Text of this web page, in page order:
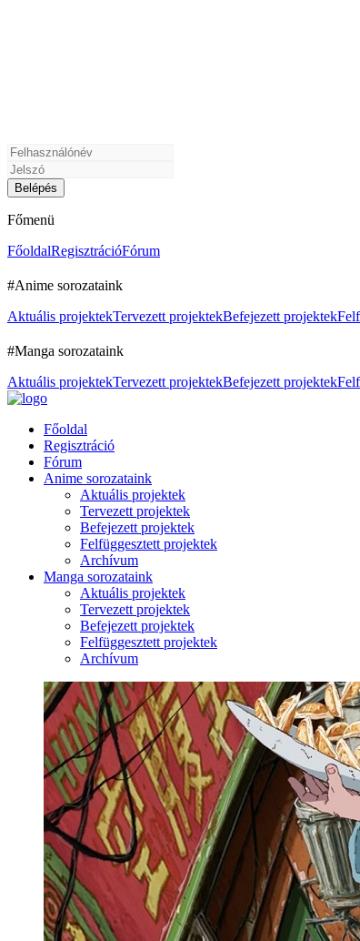
Főmenü
FőoldalRegisztrációFórum
#Anime sorozataink
Aktuális projektekTervezett projektekBefejezett projektek
#Manga sorozataink
Aktuális projektekTervezett projektekBefejezett projektek
Főoldal
Regisztráció
Fórum
Anime sorozataink
Aktuális projektek
Tervezett projektek
Befejezett projektek
Felfüggesztett projektek
Archívum
Manga sorozataink
Aktuális projektek
Tervezett projektek
Befejezett projektek
Felfüggesztett projektek
Archívum